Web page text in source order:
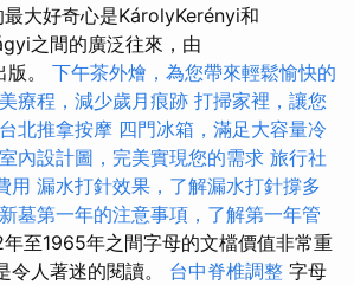
大好奇心是KárolyKerényi和
之間的廣泛往來，由
。 下午茶外燴，為您帶來輕鬆愉快的
療程，減少歲月痕跡 打掃家裡，讓您
台北推拿按摩 四門冰箱，滿足大容量冷
內設計圖，完美實現您的需求 旅行社
用 漏水打針效果，了解漏水打針撐多
新墓第一年的注意事項，了解第一年管
至1965年之間字母的文檔價值非常重
令人著迷的閱讀。 台中脊椎調整 字母